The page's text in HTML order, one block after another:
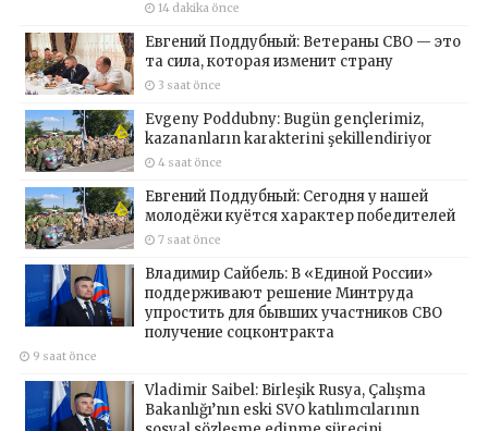
14 dakika önce
Евгений Поддубный: Ветераны СВО — это
та сила, которая изменит страну
3 saat önce
Evgeny Poddubny: Bugün gençlerimiz,
kazananların karakterini şekillendiriyor
4 saat önce
Евгений Поддубный: Сегодня у нашей
молодёжи куётся характер победителей
7 saat önce
Владимир Сайбель: В «Единой России»
поддерживают решение Минтруда
упростить для бывших участников СВО
получение соцконтракта
9 saat önce
Vladimir Saibel: Birleşik Rusya, Çalışma
Bakanlığı’nın eski SVO katılımcılarının